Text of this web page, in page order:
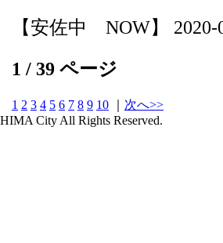
【安佐中 NOW】 2020-
1 / 39 ページ
1 2 3 4 5 6 7 8 9 10
次へ>>
City All Rights Reserved.